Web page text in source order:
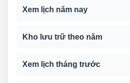
Xem lịch năm nay
Kho lưu trữ theo năm
Xem lịch tháng trước